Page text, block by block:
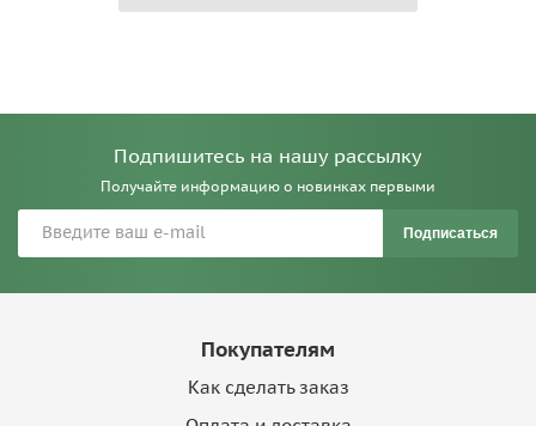
Подпишитесь на нашу рассылку
Получайте информацию о новинках первыми
Подписаться
Покупателям
Как сделать заказ